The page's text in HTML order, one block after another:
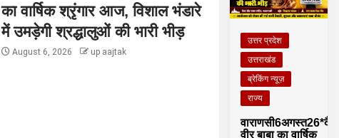
का वार्षिक श्रृंगार आज, विशाल भंडारे
में उमड़ेगी श्रद्धालुओं की भारी भीड़
August 6, 2026 up aajtak
उत्तर प्रदेश
उत्तराखंड
ब्रेकिंग न्यूज़
राज्य
वाराणसी6अगस्त26*दैत्रा
वीर बाबा का वार्षिक